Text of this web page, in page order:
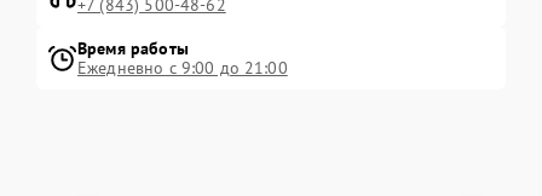
+7 (843) 500-48-62
Время работы
Ежедневно с 9:00 до 21:00